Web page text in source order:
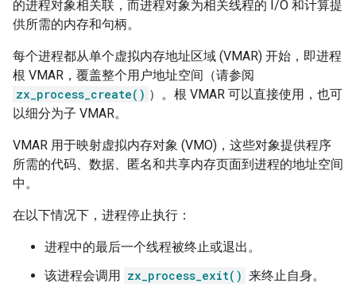
的进程对象相关联，而进程对象为相关线程的 I/O 和计算提
供所需的内存和句柄。
每个进程都从单个虚拟内存地址区域 (VMAR) 开始，即进程
根 VMAR，覆盖整个用户地址空间（请参阅
zx_process_create() ）。根 VMAR 可以直接使用，也可
以细分为子 VMAR。
VMAR 用于映射虚拟内存对象 (VMO)，这些对象提供程序
所需的代码、数据、匿名和共享内存页面到进程的地址空间
中。
在以下情况下，进程停止执行：
进程中的最后一个线程被终止或退出。
该进程会调用 zx_process_exit() 来终止自身。